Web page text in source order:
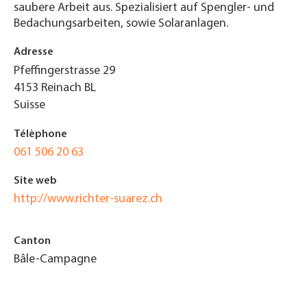
saubere Arbeit aus. Spezialisiert auf Spengler- und
Bedachungsarbeiten, sowie Solaranlagen.
Adresse
Pfeffingerstrasse 29
4153 Reinach BL
Suisse
Télèphone
061 506 20 63
Site web
http://www.richter-suarez.ch
Canton
Bâle-Campagne